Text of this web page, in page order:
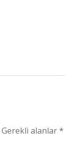
Gerekli alanlar*